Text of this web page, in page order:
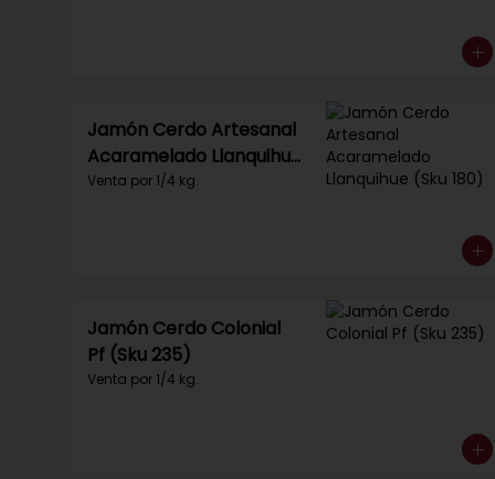
Jamón Cerdo Artesanal
Acaramelado Llanquihue
(Sku 180)
Venta por 1/4 kg.
Jamón Cerdo Colonial
Pf (Sku 235)
Venta por 1/4 kg.